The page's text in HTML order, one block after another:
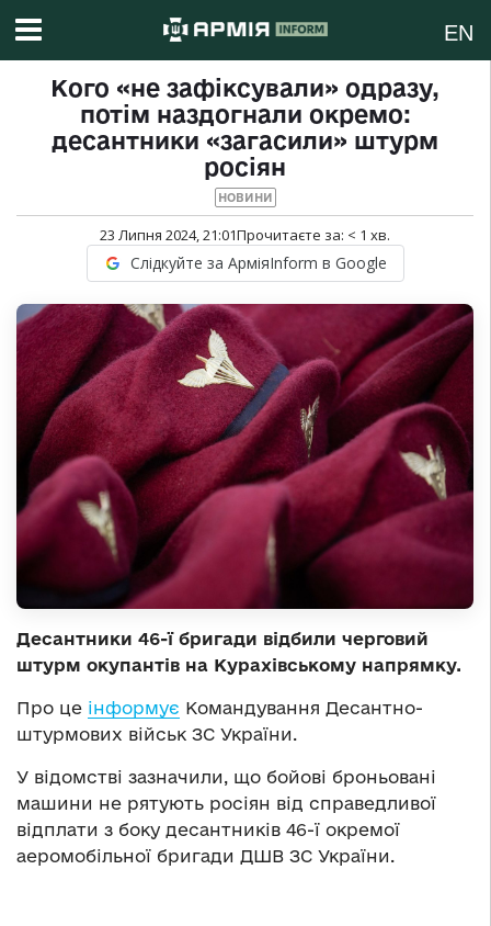
EN
Кого «не зафіксували» одразу,
потім наздогнали окремо:
десантники «загасили» штурм
росіян
НОВИНИ
23 Липня 2024, 21:01Прочитаєте за: < 1 хв.
Слідкуйте за АрміяInform в Google
Десантники 46-ї бригади відбили черговий
штурм окупантів на Курахівському напрямку.
Про це інформує Командування Десантно-
штурмових військ ЗС України.
У відомстві зазначили, що бойові броньовані
машини не рятують росіян від справедливої
відплати з боку десантників 46-ї окремої
аеромобільної бригади ДШВ ЗС України.